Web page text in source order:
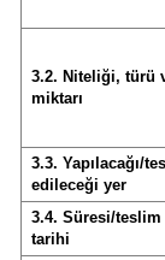
3.2. Niteliği, türü
miktarı
3.3. Yapılacağı/
edileceği yer
3.4. Süresi/teslim
tarihi